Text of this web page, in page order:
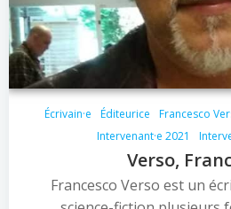
Écrivain·e Éditeurice Francesco
Intervenant·e 2021
Verso,
Francesco Verso est un